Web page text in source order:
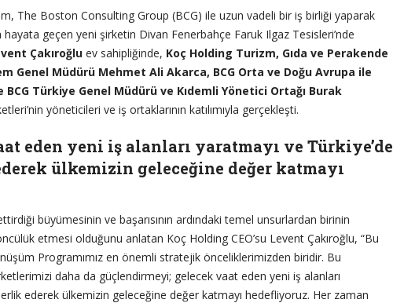
The Boston Consulting Group (BCG) ile uzun vadeli bir iş birliği yaparak
geçen yeni şirketin Divan Fenerbahçe Faruk Ilgaz Tesisleri’nde
Çakıroğlu ev sahipliğinde, Koç Holding Turizm, Gıda ve Perakende
Genel Müdürü Mehmet Ali Akarca, BCG Orta ve Doğu Avrupa ile
Türkiye Genel Müdürü ve Kıdemli Yönetici Ortağı Burak
yöneticileri ve iş ortaklarının katılımıyla gerçekleşti.
eden yeni iş alanları yaratmayı ve Türkiye’de
ülkemizin geleceğine değer katmayı
büyümesinin ve başarısının ardındaki temel unsurlardan birinin
etmesi olduğunu anlatan Koç Holding CEO’su Levent Çakıroğlu, “Bu
Programımız en önemli stratejik önceliklerimizden biridir. Bu
daha da güçlendirmeyi; gelecek vaat eden yeni iş alanları
ederek ülkemizin geleceğine değer katmayı hedefliyoruz. Her zaman